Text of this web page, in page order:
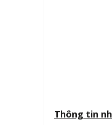
Thông tin